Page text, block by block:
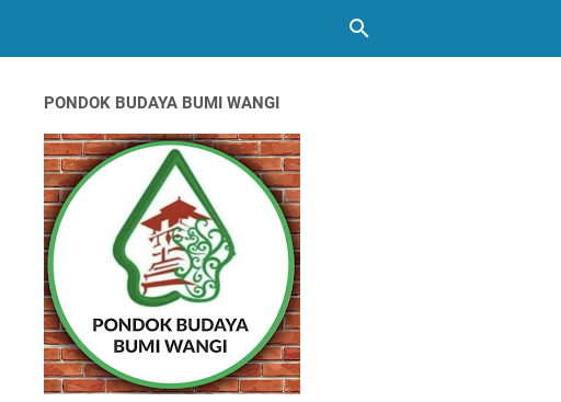
PONDOK BUDAYA BUMI WANGI